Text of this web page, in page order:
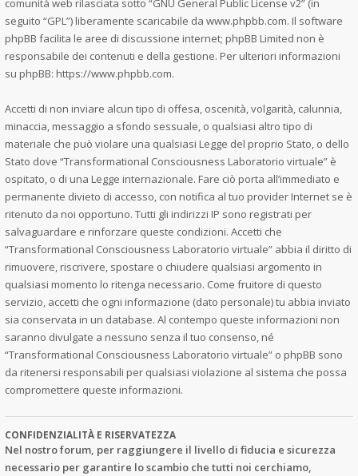
comunità web rilasciata sotto “GNU General Public License v2” (in
seguito “GPL”) liberamente scaricabile da www.phpbb.com. Il software
phpBB facilita le aree di discussione internet; phpBB Limited non è
responsabile dei contenuti e della gestione. Per ulteriori informazioni
su phpBB: https://www.phpbb.com.
Accetti di non inviare alcun tipo di offesa, oscenità, volgarità, calunnia,
minaccia, messaggio a sfondo sessuale, o qualsiasi altro tipo di
materiale che può violare una qualsiasi Legge del proprio Stato, o dello
Stato dove “Transformational Consciousness Laboratorio virtuale” è
ospitato, o di una Legge internazionale. Fare ciò porta all’immediato e
permanente divieto di accesso, con notifica al tuo provider Internet se è
ritenuto da noi opportuno. Tutti gli indirizzi IP sono registrati per
salvaguardare e rinforzare queste condizioni. Accetti che
“Transformational Consciousness Laboratorio virtuale” abbia il diritto di
rimuovere, riscrivere, spostare o chiudere qualsiasi argomento in
qualsiasi momento lo ritenga necessario. Come fruitore di questo
servizio, accetti che ogni informazione (dato personale) tu abbia inviato
sia conservata in un database. Al contempo queste informazioni non
saranno divulgate a nessuno senza il tuo consenso, né
“Transformational Consciousness Laboratorio virtuale” o phpBB sono
da ritenersi responsabili per qualsiasi violazione al sistema che possa
compromettere queste informazioni.
CONFIDENZIALITÀ E RISERVATEZZA
Nel nostro forum, per raggiungere il livello di fiducia e sicurezza
necessario per garantire lo scambio che tutti noi cerchiamo,